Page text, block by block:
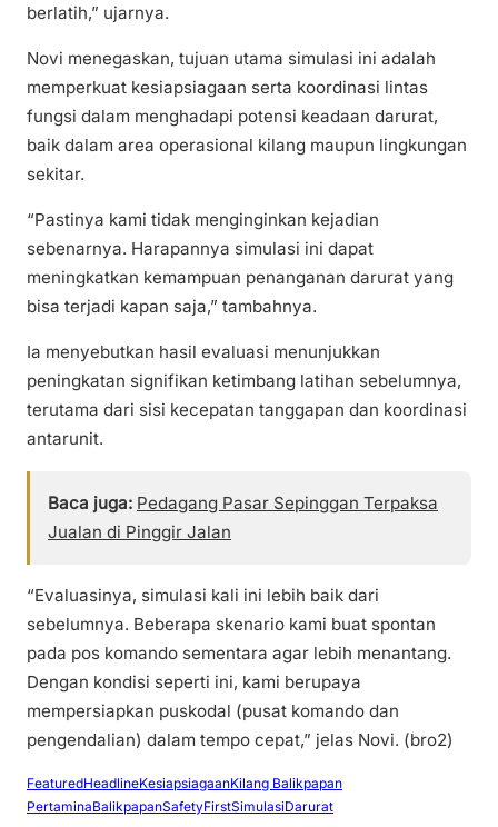
berlatih,” ujarnya.
Novi menegaskan, tujuan utama simulasi ini adalah
memperkuat kesiapsiagaan serta koordinasi lintas
fungsi dalam menghadapi potensi keadaan darurat,
baik dalam area operasional kilang maupun lingkungan
sekitar.
“Pastinya kami tidak menginginkan kejadian
sebenarnya. Harapannya simulasi ini dapat
meningkatkan kemampuan penanganan darurat yang
bisa terjadi kapan saja,” tambahnya.
Ia menyebutkan hasil evaluasi menunjukkan
peningkatan signifikan ketimbang latihan sebelumnya,
terutama dari sisi kecepatan tanggapan dan koordinasi
antarunit.
Baca juga: Pedagang Pasar Sepinggan Terpaksa
Jualan di Pinggir Jalan
“Evaluasinya, simulasi kali ini lebih baik dari
sebelumnya. Beberapa skenario kami buat spontan
pada pos komando sementara agar lebih menantang.
Dengan kondisi seperti ini, kami berupaya
mempersiapkan puskodal (pusat komando dan
pengendalian) dalam tempo cepat,” jelas Novi. (bro2)
FeaturedHeadlineKesiapsiagaanKilang Balikpapan
PertaminaBalikpapanSafetyFirstSimulasiDarurat